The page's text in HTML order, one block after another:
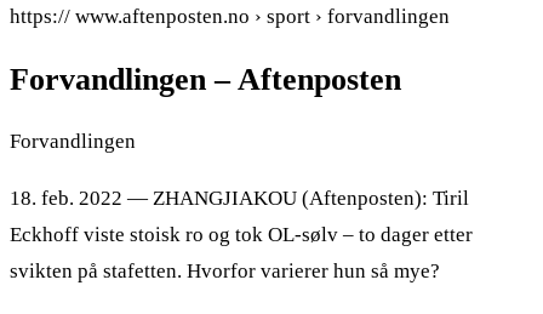
https:// www.aftenposten.no › sport › forvandlingen
Forvandlingen – Aftenposten
Forvandlingen
18. feb. 2022 — ZHANGJIAKOU (Aftenposten): Tiril
Eckhoff viste stoisk ro og tok OL-sølv – to dager etter
svikten på stafetten. Hvorfor varierer hun så mye?